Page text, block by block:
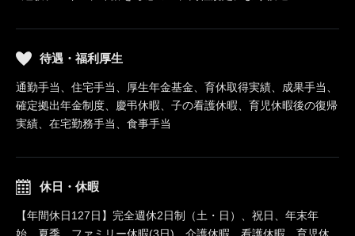
待遇・福利厚生
通勤手当、住宅手当、厚生年金基金、育休取得実績、成果手当、
確定拠出年金制度、慶弔休暇、子の看護休暇、育児休暇後の復帰
実績、在宅勤務手当、食事手当
休日・休暇
【年間休日127日】完全週休2日制（土・日）、祝日、年末年